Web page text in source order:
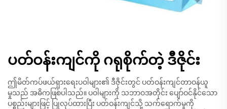
ပတ်ဝန်းကျင်ကို ဂရုစိုက်တဲ့ ဒီဇိုင်း
ဤမိတ်ကပ်ဖယ်ရှားရေးပဝါများ၏ ဒီဇိုင်းတွင် ပတ်ဝန်းကျင်တာဝန်ယူ
မှုသည် အဓိကဖြစ်ပါသည်။ ပဝါများကို သဘာဝအတိုင်း ပျော်ဝင်နိုင်သော
ပစ္စည်းများဖြင့် ပြုလုပ်ထားပြီး ပတ်ဝန်းကျင်သို့ သက်ရောက်မှုကို